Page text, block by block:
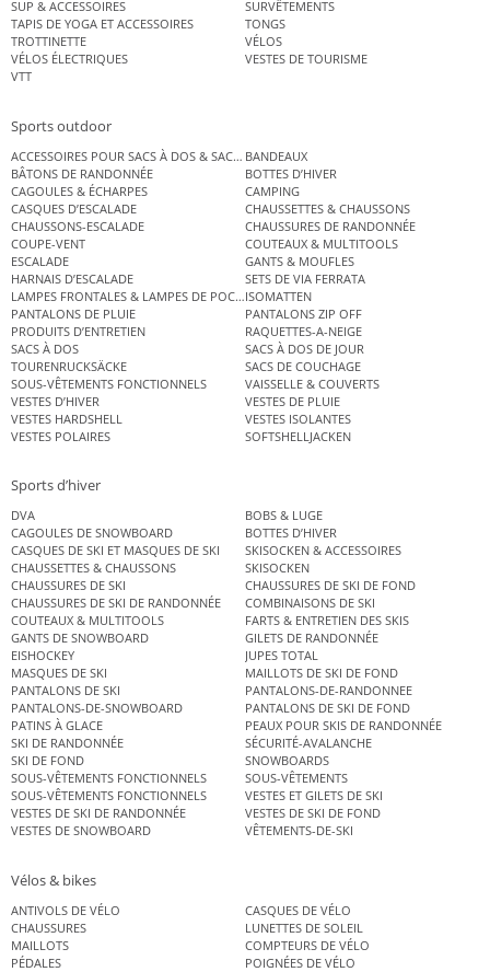
SUP & ACCESSOIRES
SURVÊTEMENTS
TAPIS DE YOGA ET ACCESSOIRES
TONGS
TROTTINETTE
VÉLOS
VÉLOS ÉLECTRIQUES
VESTES DE TOURISME
VTT
Sports outdoor
ACCESSOIRES POUR SACS À DOS & SACS ÉTANCHES
BANDEAUX
BÂTONS DE RANDONNÉE
BOTTES D’HIVER
CAGOULES & ÉCHARPES
CAMPING
CASQUES D’ESCALADE
CHAUSSETTES & CHAUSSONS
CHAUSSONS-ESCALADE
CHAUSSURES DE RANDONNÉE
COUPE-VENT
COUTEAUX & MULTITOOLS
ESCALADE
GANTS & MOUFLES
HARNAIS D’ESCALADE
SETS DE VIA FERRATA
LAMPES FRONTALES & LAMPES DE POCHEISOMATTEN
PANTALONS DE PLUIE
PANTALONS ZIP OFF
PRODUITS D’ENTRETIEN
RAQUETTES-A-NEIGE
SACS À DOS
SACS À DOS DE JOUR
TOURENRUCKSÄCKE
SACS DE COUCHAGE
SOUS-VÊTEMENTS FONCTIONNELS
VAISSELLE & COUVERTS
VESTES D’HIVER
VESTES DE PLUIE
VESTES HARDSHELL
VESTES ISOLANTES
VESTES POLAIRES
SOFTSHELLJACKEN
Sports d’hiver
DVA
BOBS & LUGE
CAGOULES DE SNOWBOARD
BOTTES D’HIVER
CASQUES DE SKI ET MASQUES DE SKI
SKISOCKEN & ACCESSOIRES
CHAUSSETTES & CHAUSSONS
SKISOCKEN
CHAUSSURES DE SKI
CHAUSSURES DE SKI DE FOND
CHAUSSURES DE SKI DE RANDONNÉE
COMBINAISONS DE SKI
COUTEAUX & MULTITOOLS
FARTS & ENTRETIEN DES SKIS
GANTS DE SNOWBOARD
GILETS DE RANDONNÉE
EISHOCKEY
JUPES TOTAL
MASQUES DE SKI
MAILLOTS DE SKI DE FOND
PANTALONS DE SKI
PANTALONS-DE-RANDONNEE
PANTALONS-DE-SNOWBOARD
PANTALONS DE SKI DE FOND
PATINS À GLACE
PEAUX POUR SKIS DE RANDONNÉE
SKI DE RANDONNÉE
SÉCURITÉ-AVALANCHE
SKI DE FOND
SNOWBOARDS
SOUS-VÊTEMENTS FONCTIONNELS
SOUS-VÊTEMENTS
SOUS-VÊTEMENTS FONCTIONNELS
VESTES ET GILETS DE SKI
VESTES DE SKI DE RANDONNÉE
VESTES DE SKI DE FOND
VESTES DE SNOWBOARD
VÊTEMENTS-DE-SKI
Vélos & bikes
ANTIVOLS DE VÉLO
CASQUES DE VÉLO
CHAUSSURES
LUNETTES DE SOLEIL
MAILLOTS
COMPTEURS DE VÉLO
PÉDALES
POIGNÉES DE VÉLO